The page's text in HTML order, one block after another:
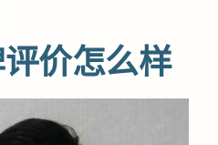
价怎么样